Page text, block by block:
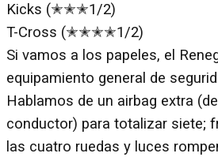
Kicks (✭✭✭1/2)
T-Cross (✭✭✭✭1/2)
Si vamos a los papeles, el
equipamiento general de
Hablamos de un airbag extra
conductor) para totalizar siete;
las cuatro ruedas y luces